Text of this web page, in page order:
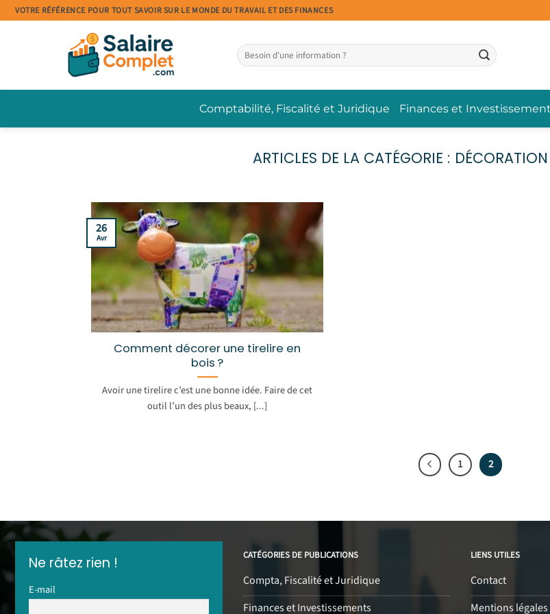
Passer
au
VOTRE RÉFÉRENCE POUR TOUT SAVOIR SUR LE MONDE DU TRAVAIL ET DES FINANCES
Comptabilité, Fiscalité et Juridique Finances et Investissement
Comment décorer une tirelire en
bois ?
Avoir une tirelire c’est une bonne idée. Faire de cet
outil l’un des plus beaux, [...]
26
Avr
1 2
Ne râtez rien !
E-mail
CATÉGORIES DE PUBLICATIONS
Compta, Fiscalité et Juridique
Finances et Investissements
LIENS UTILES
Contact
Mentions légales